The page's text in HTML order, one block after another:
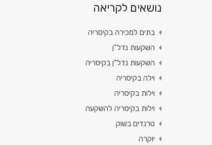
נושאים לקריאה
בתים למכירה בקיסריה
השקעות נדל"ן
השקעות נדל"ן בקיסריה
וילה בקיסריה
וילות בקיסריה
וילות בקיסריה להשקעה
טרנדים בשוק
יוקרה